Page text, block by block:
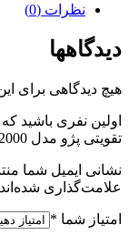
نظرات (0)
دیدگاهها
هیچ دیدگاهی برای
اولین نفری باشید
تقویتی پژو مدل 2000”
نشانی ایمیل شما
علامت‌گذاری شده‌اند
امتیاز شما *